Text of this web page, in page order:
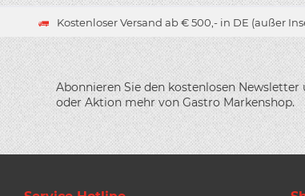
Kostenloser Versand ab € 500,- in DE (außer
Abonnieren Sie den kostenlosen
oder Aktion mehr von Gastro Markenshop.